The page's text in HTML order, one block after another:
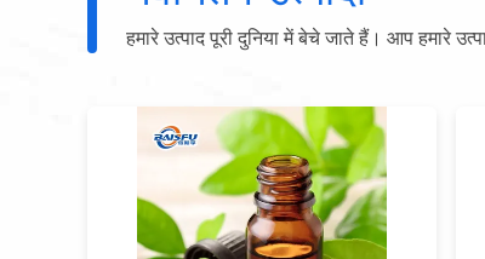
हमारे उत्पाद पूरी दुनिया में बेचे जाते हैं। आप हमारे